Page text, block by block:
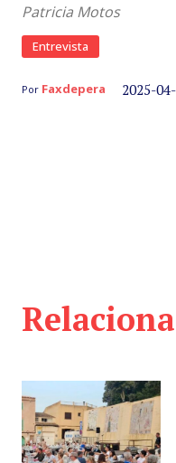
Patricia Motos
Entrevista
Por Faxdepera 2025-